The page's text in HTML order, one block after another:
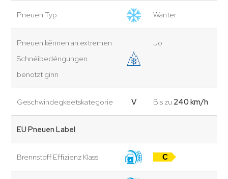
Pneuen Typ Wanter
Pneuen kënnen an extremen
Schnéibedéngungen
benotzt ginn
Jo
Geschwindegkeetskategorie V Bis zu 240 km/h
EU Pneuen Label
Brennstoff Effizienz Klass C